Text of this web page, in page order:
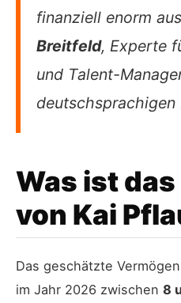
finanziell enorm
Breitfeld, Experte
und Talent-
deutschsprachigen
Was ist
von Kai
Das geschätzte
im Jahr 2026 zwischen 8